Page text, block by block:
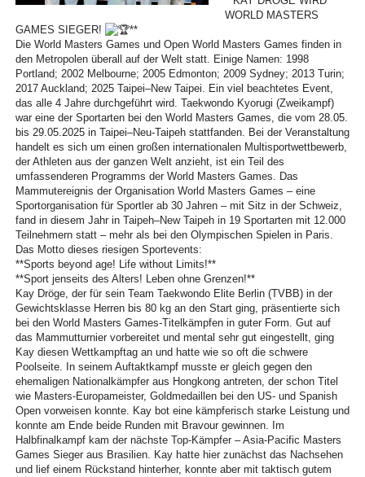
WORLD MASTERS
GAMES SIEGER!
**
Die World Masters Games und Open World Masters Games finden in
den Metropolen überall auf der Welt statt. Einige Namen: 1998
Portland; 2002 Melbourne; 2005 Edmonton; 2009 Sydney; 2013 Turin;
2017 Auckland; 2025 Taipei–New Taipei. Ein viel beachtetes Event,
das alle 4 Jahre durchgeführt wird. Taekwondo Kyorugi (Zweikampf)
war eine der Sportarten bei den World Masters Games, die vom 28.05.
bis 29.05.2025 in Taipei–Neu-Taipeh stattfanden. Bei der Veranstaltung
handelt es sich um einen großen internationalen Multisportwettbewerb,
der Athleten aus der ganzen Welt anzieht, ist ein Teil des
umfassenderen Programms der World Masters Games. Das
Mammutereignis der Organisation World Masters Games – eine
Sportorganisation für Sportler ab 30 Jahren – mit Sitz in der Schweiz,
fand in diesem Jahr in Taipeh–New Taipeh in 19 Sportarten mit 12.000
Teilnehmern statt – mehr als bei den Olympischen Spielen in Paris.
Das Motto dieses riesigen Sportevents:
**Sports beyond age! Life without Limits!**
**Sport jenseits des Alters! Leben ohne Grenzen!**
Kay Dröge, der für sein Team Taekwondo Elite Berlin (TVBB) in der
Gewichtsklasse Herren bis 80 kg an den Start ging, präsentierte sich
bei den World Masters Games-Titelkämpfen in guter Form. Gut auf
das Mammutturnier vorbereitet und mental sehr gut eingestellt, ging
Kay diesen Wettkampftag an und hatte wie so oft die schwere
Poolseite. In seinem Auftaktkampf musste er gleich gegen den
ehemaligen Nationalkämpfer aus Hongkong antreten, der schon Titel
wie Masters-Europameister, Goldmedaillen bei den US- und Spanish
Open vorweisen konnte. Kay bot eine kämpferisch starke Leistung und
konnte am Ende beide Runden mit Bravour gewinnen. Im
Halbfinalkampf kam der nächste Top-Kämpfer – Asia-Pacific Masters
Games Sieger aus Brasilien. Kay hatte hier zunächst das Nachsehen
und lief einem Rückstand hinterher, konnte aber mit taktisch gutem